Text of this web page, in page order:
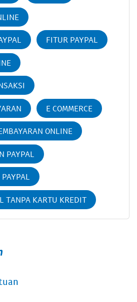
FITUR PAYPAL
E COMMERCE
ONLINE
PAYPAL
TANPA KARTU KREDIT